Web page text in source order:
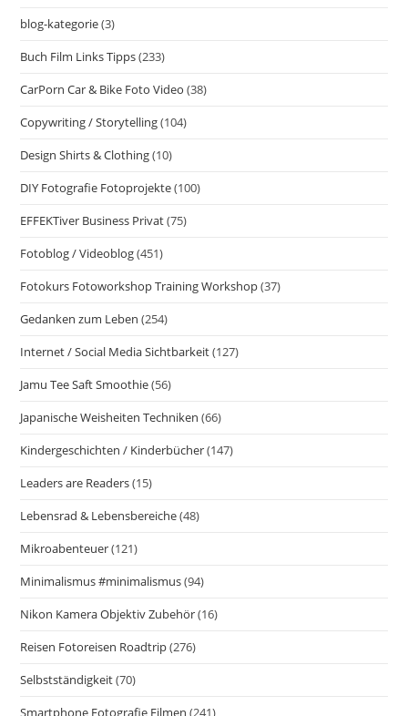
blog-kategorie(3)
Buch Film Links Tipps(233)
CarPorn Car & Bike Foto Video (38)
Copywriting / Storytelling(104)
Design Shirts & Clothing(10)
DIY Fotografie Fotoprojekte(100)
EFFEKTiver Business Privat(75)
Fotoblog / Videoblog(451)
Fotokurs Fotoworkshop Training Workshop(37)
Gedanken zum Leben (254)
Internet / Social Media Sichtbarkeit(127)
Jamu Tee Saft Smoothie(56)
Japanische Weisheiten Techniken (66)
Kindergeschichten / Kinderbücher(147)
Leaders are Readers(15)
Lebensrad & Lebensbereiche(48)
Mikroabenteuer(121)
Minimalismus #minimalismus(94)
Nikon Kamera Objektiv Zubehör(16)
Reisen Fotoreisen Roadtrip(276)
Selbstständigkeit(70)
Smartphone Fotografie Filmen (241)